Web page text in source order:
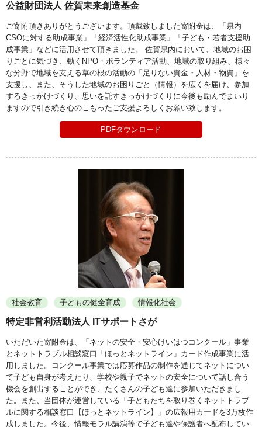
公益財団法人 佐賀未来創造基金
ご寄附頂きありがとうございます。頂戴致しました寄附金は、「県内
CSOに対する助成事業」「経済活性化助成事業」「子ども・若者支援助
成事業」などに活用させて頂きました。 佐賀県内において、地域のお困
りごとに気づき、動くNPO・ボランティア活動、地域の取り組み、様々
な分野で地域を支える草の根の活動の「足りない資金・人材・物資」を
支援し、また、そうした地域のお困りごと（情報）を広くを届け、参加
するきっかけづくり、思いを託すきっかけづくりに今後も励んでまいり
ますので引き続き心のこもったご支援よろしくお願い致します。
PDFダウンロード
社会教育 子どもの健全育成 情報化社会
特定非営利活動法人 ITサポートさが
いただいた寄附金は、「ネットの安全・安心けいはつコンクール」事業
とネットトラブル相談窓口「ほっとネットライン」カード作成事業に活
用しました。コンクール事業では応募作品の制作を通じてネットについ
て子ども自身が考えたり、学校や親子でネットの安全について話し合う
機会を創出することができ、たくさんの子ども達に参加いただきまし
た。また、当団体が運営している「子どもたちを取り巻くネットトラブ
ルに関する相談窓口【ほっとネットライン】」の広報用カードを3万枚作
成しました。今後、情報モラル講演等で子ども達や保護者へ配布してい